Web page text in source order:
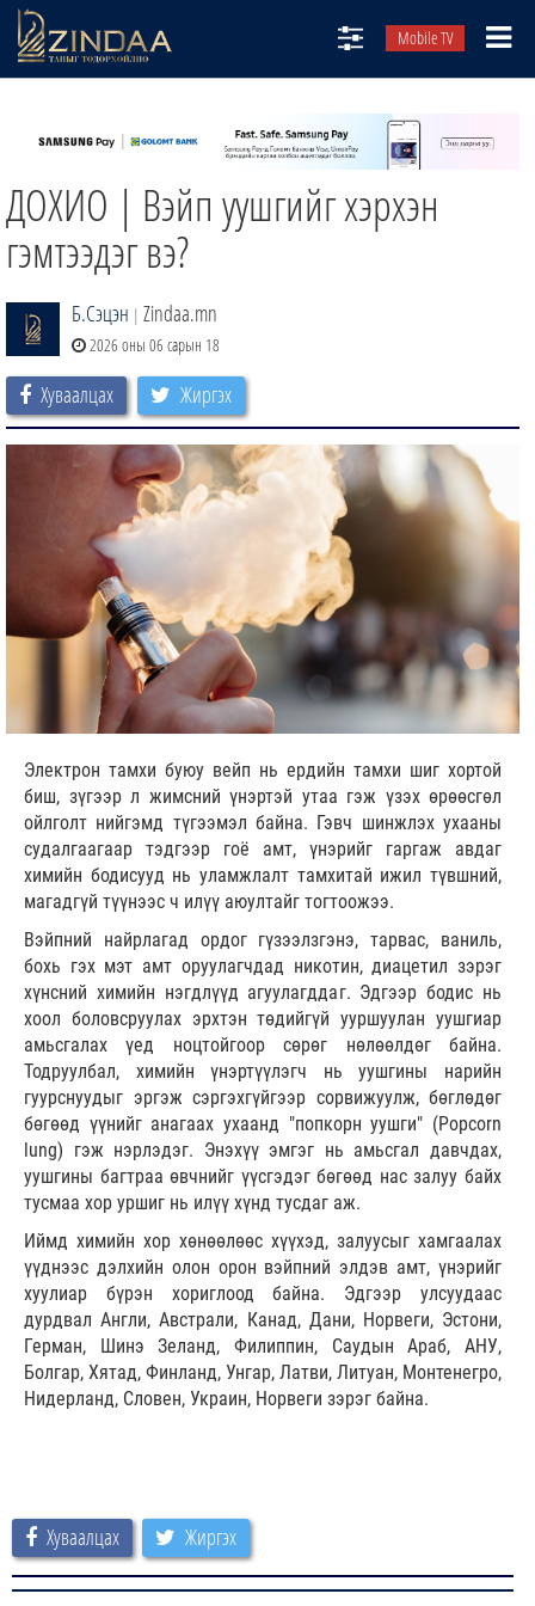
Mobile TV
ТВ8
ӨГЛӨӨНИЙ СОНИН
АУДИО ЗОХИОЛ
ЗИНДАА СЭТГҮҮЛ
ДОХИО | Вэйп уушгийг хэрхэн
гэмтээдэг вэ?
Б.Сэцэн | Zindaa.mn
2026 оны 06 сарын 18
Хуваалцах Жиргэх
Электрон тамхи буюу вейп нь ердийн тамхи шиг хортой
биш, зүгээр л жимсний үнэртэй утаа гэж үзэх өрөөсгөл
ойлголт нийгэмд түгээмэл байна. Гэвч шинжлэх ухааны
судалгаагаар тэдгээр гоё амт, үнэрийг гаргаж авдаг
химийн бодисууд нь уламжлалт тамхитай ижил түвшний,
магадгүй түүнээс ч илүү аюултайг тогтоожээ.
Вэйпний найрлагад ордог гүзээлзгэнэ, тарвас, ваниль,
бохь гэх мэт амт оруулагчдад никотин, диацетил зэрэг
хүнсний химийн нэгдлүүд агуулагддаг. Эдгээр бодис нь
хоол боловсруулах эрхтэн төдийгүй ууршуулан уушгиар
амьсгалах үед ноцтойгоор сөрөг нөлөөлдөг байна.
Тодруулбал, химийн үнэртүүлэгч нь уушгины нарийн
гуурснуудыг эргэж сэргэхгүйгээр сорвижуулж, бөглөдөг
бөгөөд үүнийг анагаах ухаанд "попкорн уушги" (Popcorn
lung) гэж нэрлэдэг. Энэхүү эмгэг нь амьсгал давчдах,
уушгины багтраа өвчнийг үүсгэдэг бөгөөд нас залуу байх
тусмаа хор уршиг нь илүү хүнд тусдаг аж.
Иймд химийн хор хөнөөлөөс хүүхэд, залуусыг хамгаалах
үүднээс дэлхийн олон орон вэйпний элдэв амт, үнэрийг
хуулиар бүрэн хориглоод байна. Эдгээр улсуудаас
дурдвал Англи, Австрали, Канад, Дани, Норвеги, Эстони,
Герман, Шинэ Зеланд, Филиппин, Саудын Араб, АНУ,
Болгар, Хятад, Финланд, Унгар, Латви, Литуан, Монтенегро,
Нидерланд, Словен, Украин, Норвеги зэрэг байна.
Хуваалцах Жиргэх